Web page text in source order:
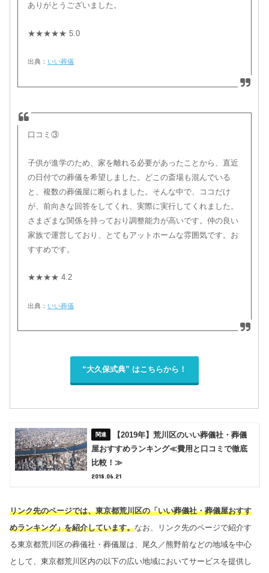
ありがとうございました。
★★★★★ 5.0
出典： いい葬儀
口コミ③
子供が進学のため、家を離れる必要があったことから、直近
の日付での葬儀を希望しました。どこの斎場も混んでいる
と、複数の葬儀屋に断られました。そんな中で、ココだけ
が、前向きな回答をしてくれ、実際に実行してくれました。
さまざまな関係を持っており調整能力が高いです。仲の良い
家族で運営しており、とてもアットホームな雰囲気です。お
すすめです。
★★★★ 4.2
出典： いい葬儀
“大久保式典” はこちらから！
【2019年】荒川区のいい葬儀社・葬儀
屋おすすめランキング≪費用と口コミで徹底
比較！≫
2018.06.21
リンク先のページでは、東京都荒川区の「いい葬儀社・葬儀屋おすす
めランキング」を紹介しています。なお、リンク先のページで紹介す
る東京都荒川区の葬儀社・葬儀屋は、尾久／熊野前などの地域を中心
として、東京都荒川区内の以下の広い地域においてサービスを提供し